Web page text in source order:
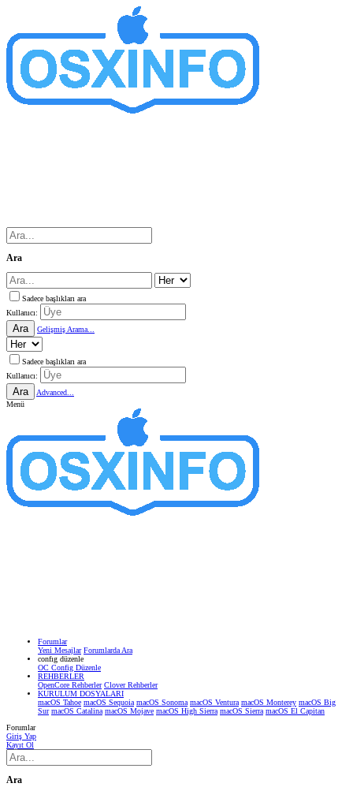
Ara
Sadece başlıkları ara
Kullanıcı:
Ara Gelişmiş Arama...
Sadece başlıkları ara
Kullanıcı:
Ara
Advanced...
Menü
Forumlar
Yeni Mesajlar Forumlarda Ara
confıg düzenle
OC Config Düzenle
REHBERLER
OpenCore Rehberler Clover Rehberler
KURULUM DOSYALARI
macOS Tahoe macOS Sequoia macOS Sonoma macOS Ventura macOS Monterey macOS Big
Sur macOS Catalina macOS Mojave macOS High Sierra macOS Sierra macOS El Capitan
Forumlar
Giriş Yap
Kayıt Ol
Ara